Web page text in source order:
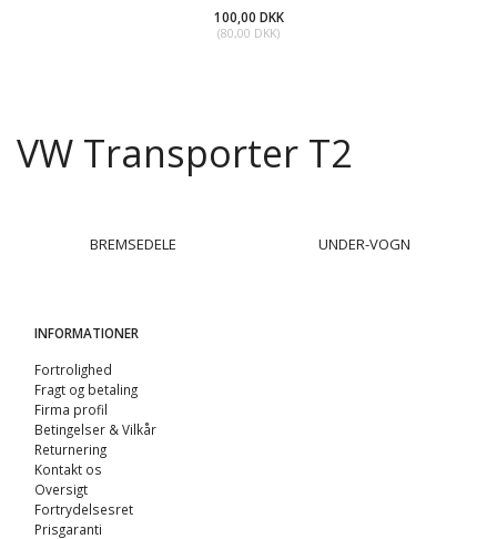
100,00 DKK
(80,00 DKK)
VW Transporter T2
BREMSEDELE UNDER-VOGN
INFORMATIONER
Fortrolighed
Fragt og betaling
Firma profil
Betingelser & Vilkår
Returnering
Kontakt os
Oversigt
Fortrydelsesret
Prisgaranti